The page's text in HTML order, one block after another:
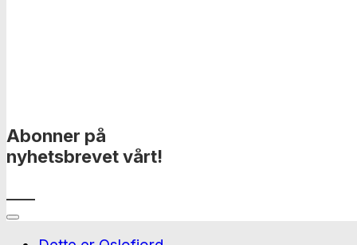
Abonner på
nyhetsbrevet vårt!